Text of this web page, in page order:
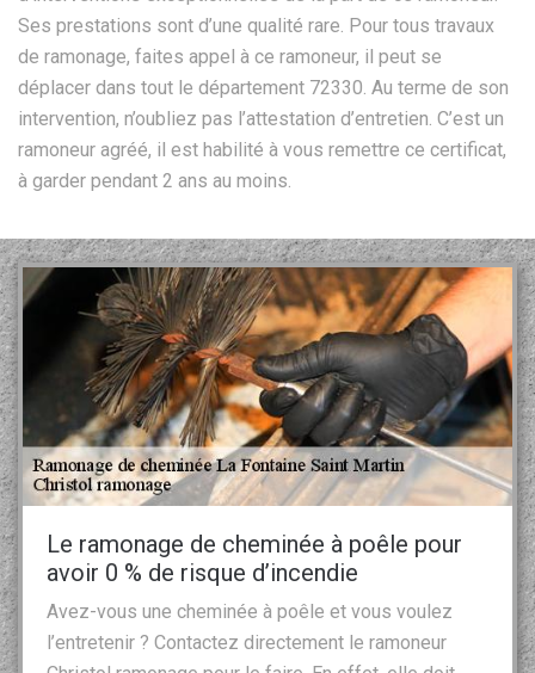
Ses prestations sont d’une qualité rare. Pour tous travaux
de ramonage, faites appel à ce ramoneur, il peut se
déplacer dans tout le département 72330. Au terme de son
intervention, n’oubliez pas l’attestation d’entretien. C’est un
ramoneur agréé, il est habilité à vous remettre ce certificat,
à garder pendant 2 ans au moins.
Le ramonage de cheminée à poêle pour
avoir 0 % de risque d’incendie
Avez-vous une cheminée à poêle et vous voulez
l’entretenir ? Contactez directement le ramoneur